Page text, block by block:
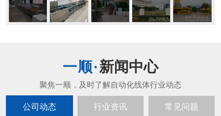
新闻中心
公司动态 行业资讯 常见问题